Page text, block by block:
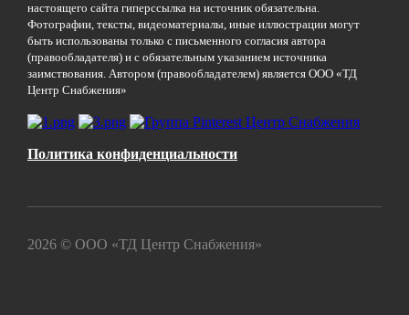
настоящего сайта гиперссылка на источник обязательна.
Фотографии, тексты, видеоматериалы, иные иллюстрации могут
быть использованы только с письменного согласия автора
(правообладателя) и с обязательным указанием источника
заимствования. Автором (правообладателем) является ООО «ТД
Центр Снабжения»
Политика конфиденциальности
2026 © ООО «ТД Центр Снабжения»